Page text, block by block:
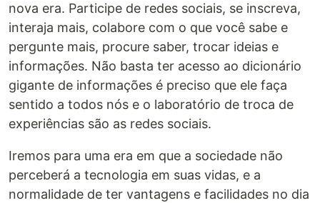
nova era. Participe de redes sociais, se inscreva,
interaja mais, colabore com o que você sabe e
pergunte mais, procure saber, trocar ideias e
informações. Não basta ter acesso ao dicionário
gigante de informações é preciso que ele faça
sentido a todos nós e o laboratório de troca de
experiências são as redes sociais.
Iremos para uma era em que a sociedade não
perceberá a tecnologia em suas vidas, e a
normalidade de ter vantagens e facilidades no dia